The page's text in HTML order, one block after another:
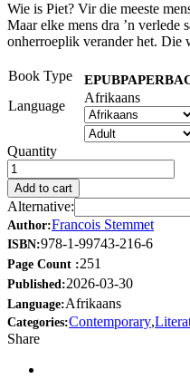
Wie is Piet? Vir die meeste
Maar elke mens dra ’n verlede
onherroeplik verander het. Die
Book Type EPUB
Language
Afrikaans
Quantity
Add to cart
Alternative:
Author:Francois Stemmet
ISBN:978-1-99743-216-6
Page Count :251
Published:2026-03-30
Language:Afrikaans
Categories:Contemporary,
Share